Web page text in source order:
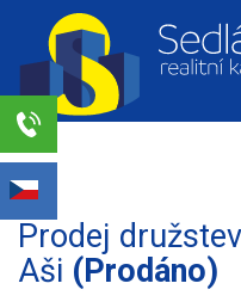
Realitní
kancelář
Sedláček
s.r.o.
Prodej
Aši (Prodáno)